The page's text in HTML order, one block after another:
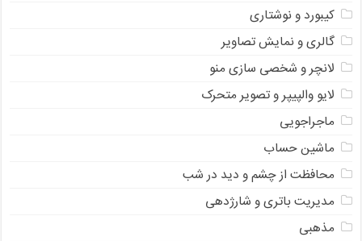
کیبورد و نوشتاری
گالری و نمایش تصاویر
لانچر و شخصی سازی منو
لایو والپیپر و تصویر متحرک
ماجراجویی
ماشین حساب
محافظت از چشم و دید در شب
مدیریت باتری و شارژدهی
مذهبی